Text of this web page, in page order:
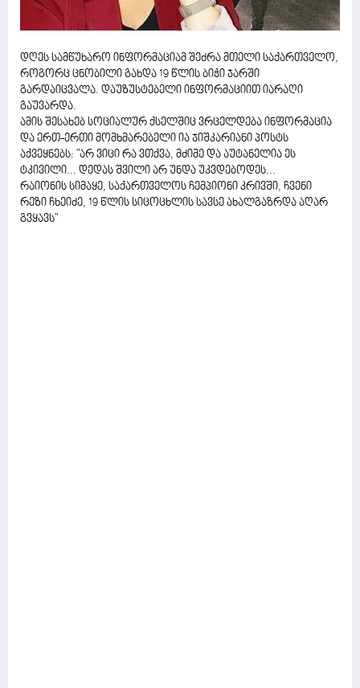
დღეს სამწუხარო ინფორმაციამ შეძრა მთელი საქართველო,
როგორც ცნობილი გახდა 19 წლის ბიჭი ჯარში
გარდაიცვალა. დაუზუსტებელი ინფორმაციით იარაღი
გაუვარდა.
ამის შესახებ სოციალურ ქსელშიც ვრცელდება ინფორმაცია
და ერთ-ერთი მომხმარებელი ია ჯიშკარიანი პოსტს
აქვეყნებს: "არ ვიცი რა ვთქვა, მძიმე და აუტანელია ეს
ტკივილი... დედას შვილი არ უნდა უკვდებოდეს...
რაიონის სიმაყე, საქართველოს ჩემპიონი კრივში, ჩვენი
რეზი ჩხეიძე, 19 წლის სიცოცხლის სავსე ახალგაზრდა აღარ
გვყავს"